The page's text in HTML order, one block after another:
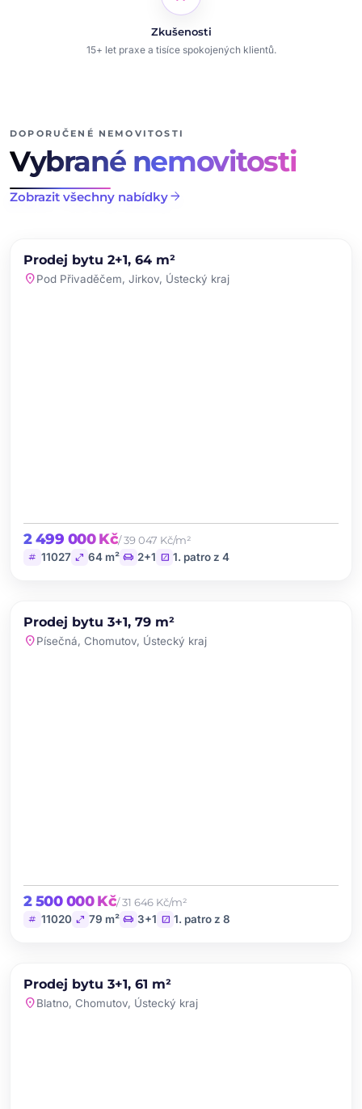
Zkušenosti
15+ let praxe a tisíce spokojených klientů.
DOPORUČENÉ NEMOVITOSTI
Vybrané nemovitosti
Zobrazit všechny nabídkyarrow_forward
PRODEJ NOVINKA
Prodej bytu 2+1, 64 m²
location_onPod Přivaděčem, Jirkov, Ústecký kraj
2 499 000 Kč/ 39 047 Kč/m²
tag 11027 open_in_full 64 m² chair 2+1 stairs 1. patro z 4
PRODEJ NOVINKA
Prodej bytu 3+1, 79 m²
location_onPísečná, Chomutov, Ústecký kraj
2 500 000 Kč/ 31 646 Kč/m²
tag 11020 open_in_full 79 m² chair 3+1 stairs 1. patro z 8
PRODEJ NOVINKA
Prodej bytu 3+1, 61 m²
location_onBlatno, Chomutov, Ústecký kraj